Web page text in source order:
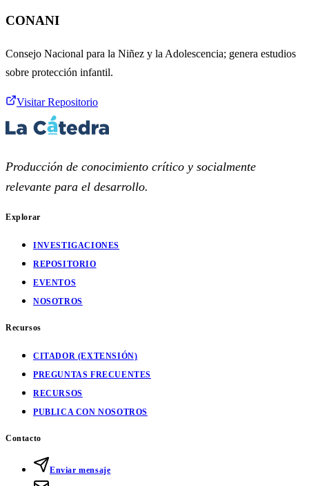
CONANI
Consejo Nacional para la Niñez y la Adolescencia; genera estudios
sobre protección infantil.
Visitar Repositorio
Producción de conocimiento crítico y socialmente
relevante para el desarrollo.
Explorar
INVESTIGACIONES
REPOSITORIO
EVENTOS
NOSOTROS
Recursos
CITADOR (EXTENSIÓN)
PREGUNTAS FRECUENTES
RECURSOS
PUBLICA CON NOSOTROS
Contacto
Enviar mensaje